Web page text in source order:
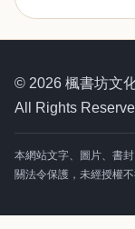
© 2026 楓書坊文
All Rights
本網站文字、圖片、書
關法令保護，未經授權